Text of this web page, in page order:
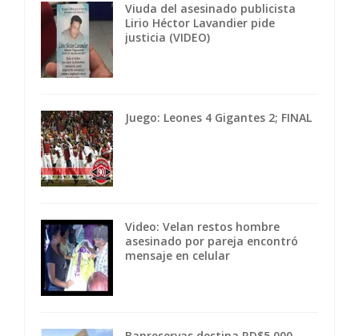
Viuda del asesinado publicista
Lirio Héctor Lavandier pide
justicia (VIDEO)
Juego: Leones 4 Gigantes 2; FINAL
Video: Velan restos hombre
asesinado por pareja encontró
mensaje en celular